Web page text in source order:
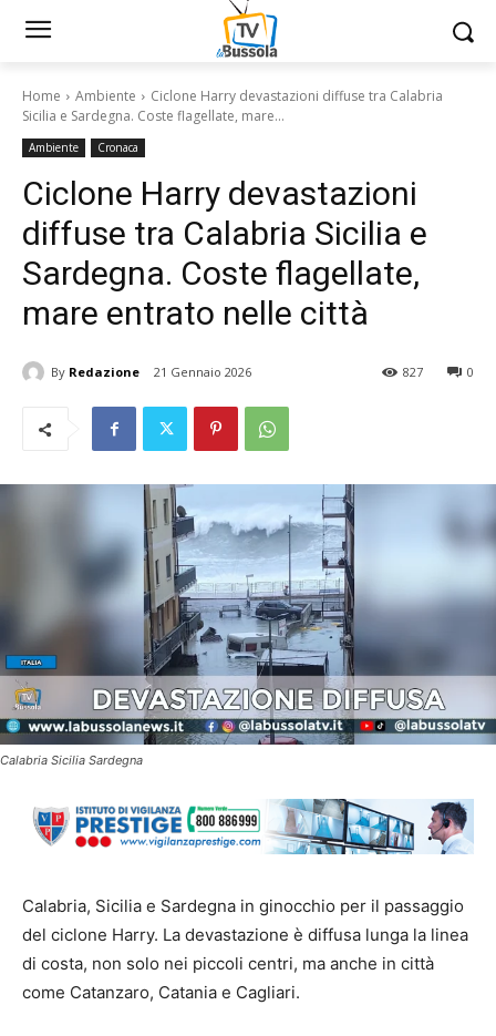
Home Ambiente
Ciclone Harry devastazioni diffuse tra Calabria
Sicilia e Sardegna. Coste flagellate, mare...
Ambiente Cronaca
Ciclone Harry devastazioni
diffuse tra Calabria Sicilia e
Sardegna. Coste flagellate,
mare entrato nelle città
By Redazione 21 Gennaio 2026 0
827
Calabria Sicilia Sardegna
Calabria, Sicilia e Sardegna in ginocchio per il passaggio
del ciclone Harry. La devastazione è diffusa lunga la linea
di costa, non solo nei piccoli centri, ma anche in città
come Catanzaro, Catania e Cagliari.